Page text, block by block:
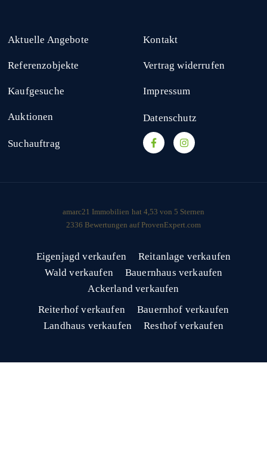
Aktuelle Angebote
Referenzobjekte
Kaufgesuche
Auktionen
Suchauftrag
Kontakt
Vertrag widerrufen
Impressum
Datenschutz
amarc21 Immobilien hat 4,53 von 5 Sternen
2336 Bewertungen auf ProvenExpert.com
Eigenjagd verkaufen
Reitanlage verkaufen
Wald verkaufen
Bauernhaus verkaufen
Ackerland verkaufen
Reiterhof verkaufen
Bauernhof verkaufen
Landhaus verkaufen
Resthof verkaufen